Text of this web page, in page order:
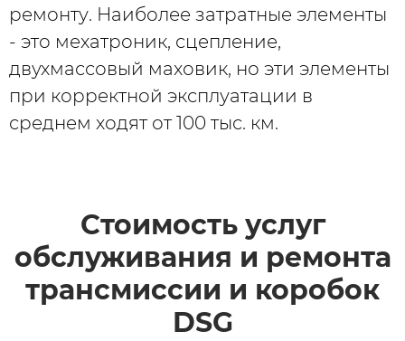
ремонту. Наиболее затратные элементы
- это мехатроник, сцепление,
двухмассовый маховик, но эти элементы
при корректной эксплуатации в
среднем ходят от 100 тыс. км.
Стоимость услуг
обслуживания и ремонта
трансмиссии и коробок
DSG